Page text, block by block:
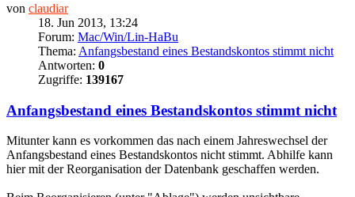
von claudiar
18. Jun 2013, 13:24
Forum: Mac/Win/Lin-HaBu
Thema: Anfangsbestand eines Bestandskontos stimmt nicht
Antworten: 0
Zugriffe: 139167
Anfangsbestand eines Bestandskontos stimmt nicht
Mitunter kann es vorkommen das nach einem Jahreswechsel der
Anfangsbestand eines Bestandskontos nicht stimmt. Abhilfe kann
hier mit der Reorganisation der Datenbank geschaffen werden.